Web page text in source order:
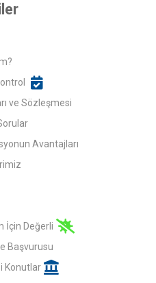
ve Sözleşmesi
Avantajları
İçin Değerli
Başvurusu
Konutlar